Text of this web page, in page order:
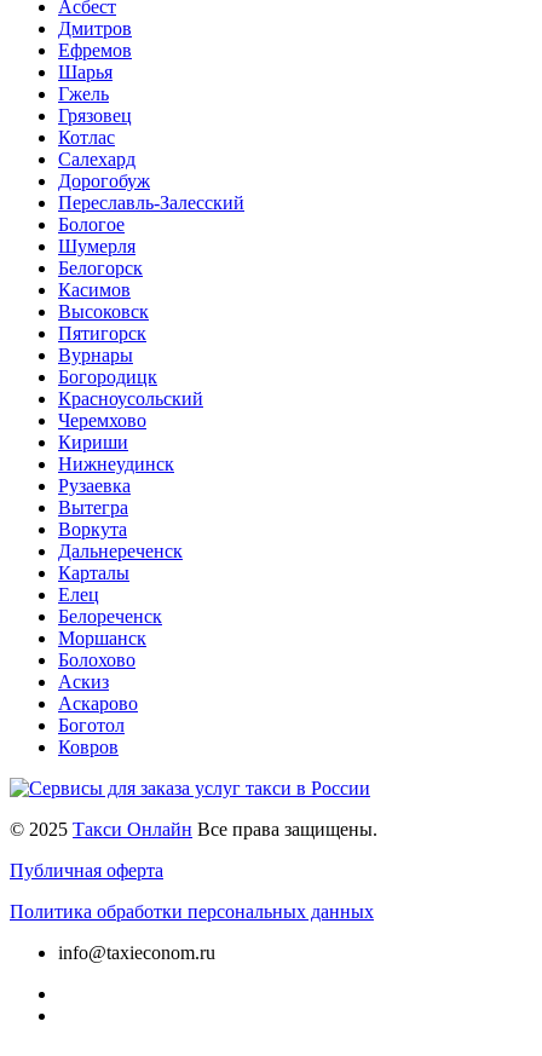
Асбест
Дмитров
Ефремов
Шарья
Гжель
Грязовец
Котлас
Салехард
Дорогобуж
Переславль-Залесский
Бологое
Шумерля
Белогорск
Касимов
Высоковск
Пятигорск
Вурнары
Богородицк
Красноусольский
Черемхово
Кириши
Нижнеудинск
Рузаевка
Вытегра
Воркута
Дальнереченск
Карталы
Елец
Белореченск
Моршанск
Болохово
Аскиз
Аскарово
Боготол
Ковров
© 2025 Такси Онлайн Все права защищены.
Публичная оферта
Политика обработки персональных данных
info@taxieconom.ru